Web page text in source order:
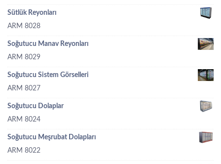
Sütlük Reyonları
ARM 8028
Soğutucu Manav Reyonları
ARM 8029
Soğutucu Sistem Görselleri
ARM 8027
Soğutucu Dolaplar
ARM 8024
Soğutucu Meşrubat Dolapları
ARM 8022